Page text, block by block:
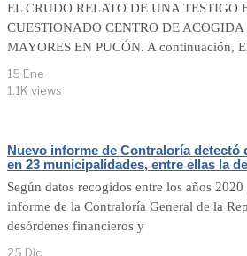
EL CRUDO RELATO DE UNA TESTIGO
CUESTIONADO CENTRO DE ACOGIDA
MAYORES EN PUCÓN. A continuación,
15 Ene
1.1K views
Nuevo informe de Contraloría detectó
en 23 municipalidades, entre ellas la
Según datos recogidos entre los años
informe de la Contraloría General de la
desórdenes financieros y
25 Dic